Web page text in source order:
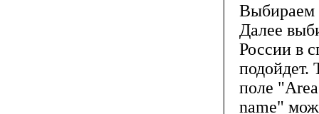
Выбираем
Далее
России в
подойдет.
поле
name"